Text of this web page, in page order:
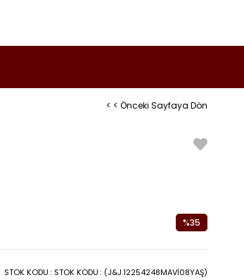
< < Önceki Sayfaya Dön
%35
(J&J.12254248MAVİ08YAŞ)
STOK KODU STOK KODU